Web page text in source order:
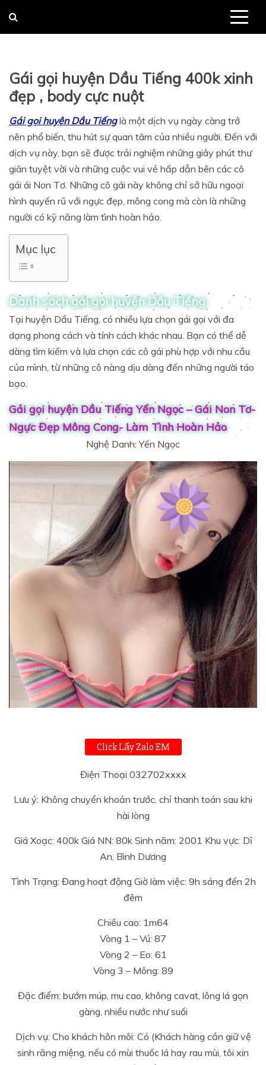
Gái gọi huyện Dầu Tiếng 400k xinh
đẹp , body cực nuột
Gái gọi huyện Dầu Tiếnglà một dịch vụ ngày càng trở
nên phổ biến, thu hút sự quan tâm của nhiều người. Đến với
dịch vụ này, bạn sẽ được trải nghiệm những giây phút thư
giãn tuyệt vời và những cuộc vui vẻ hấp dẫn bên các cô
gái ái Non Tơ. Những cô gái này không chỉ sở hữu ngoại
hình quyến rũ với ngực đẹp, mông cong mà còn là những
người có kỹ năng làm tình hoàn hảo.
Mục lục
Danh sách gái gọi huyện Dầu Tiếng
Tại huyện Dầu Tiếng, có nhiều lựa chọn gái gọi với đa
dạng phong cách và tính cách khác nhau. Bạn có thể dễ
dàng tìm kiếm và lựa chọn các cô gái phù hợp với nhu cầu
của mình, từ những cô nàng dịu dàng đến những người táo
bạo.
Gái gọi huyện Dầu Tiếng Yến Ngọc – Gái Non Tơ-
Ngực Đẹp Mông Cong- Làm Tình Hoàn Hảo
Nghệ Danh: Yến Ngọc
Click Lấy Zalo EM
Điện Thoại 032702xxxx
Lưu ý: Không chuyển khoản trước, chỉ thanh toán sau khi
hài lòng
Giá Xoạc: 400k Giá NN: 80k Sinh năm: 2001 Khu vực: Dĩ
An, Bình Dương
Tình Trạng: Đang hoạt động Giờ làm việc: 9h sáng đến 2h
đêm
Chiều cao: 1m64
Vòng 1 – Vú: 87
Vòng 2 – Eo: 61
Vòng 3 – Mông: 89
Đặc điểm: bướm múp, mu cao, không cavat, lông lá gọn
gàng, nhiều nước như suối
Dịch vụ: Cho khách hôn môi: Có (Khách hàng cần giữ vệ
sinh răng miệng, nếu có mùi thuốc lá hay rau mùi, tôi xin